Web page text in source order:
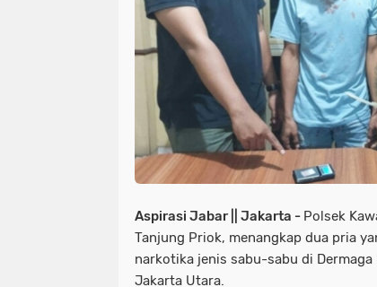
Aspirasi Jabar || Jakarta - Polsek
Tanjung Priok, menangkap dua pria
narkotika jenis sabu-sabu di Dermaga
Jakarta Utara.